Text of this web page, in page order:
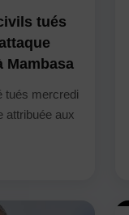
tués
Mambasa
tués mercredi
attribuée aux